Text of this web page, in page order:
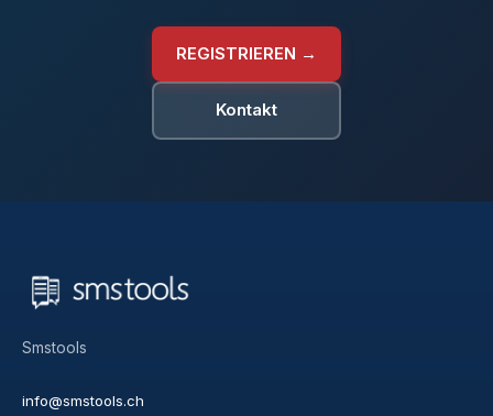
REGISTRIEREN →
Kontakt
Smstools
info@smstools.ch